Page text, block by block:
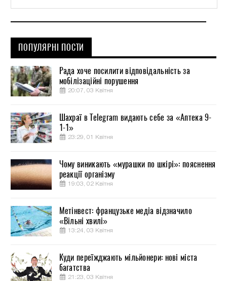
ПОПУЛЯРНІ ПОСТИ
Рада хоче посилити відповідальність за
мобілізаційні порушення
20:07, 03 Квітня
Шахраї в Telegram видають себе за «Аптека 9-
1-1»
23:29, 01 Квітня
Чому виникають «мурашки по шкірі»: пояснення
реакції організму
19:03, 02 Квітня
Метінвест: французьке медіа відзначило
«Вільні хвилі»
13:24, 03 Квітня
Куди переїжджають мільйонери: нові міста
багатства
21:23, 03 Квітня